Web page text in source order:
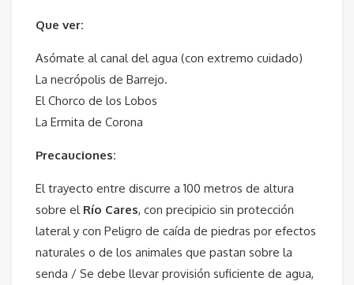
Que ver:
Asómate al canal del agua (con extremo cuidado)
La necrópolis de Barrejo.
El Chorco de los Lobos
La Ermita de Corona
Precauciones:
El trayecto entre discurre a 100 metros de altura
sobre el Río Cares, con precipicio sin protección
lateral y con Peligro de caída de piedras por efectos
naturales o de los animales que pastan sobre la
senda / Se debe llevar provisión suficiente de agua,